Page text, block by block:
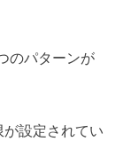
のパターンが
設定されてい